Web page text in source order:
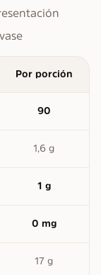
Por porción
90
1,6 g
1 g
0 mg
17 g